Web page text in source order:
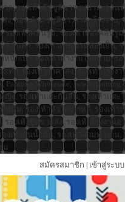
ล, รองเท้าคัชชูสีขาวแม่บ้าน, รอง
, รองเท้าคัชชูสีขาวราคาโรงงาน,
องเท้าคลีนรูม, รองเท้าห้องคลีนรูม
คสินค้า, รองเท้าพนักงานห้องเย็น,
นักเบา, รองเท้าทำงานใส่สบาย, ร
, รองเท้าราคาส่ง, รองเท้าโรงงา
Wholesale,
ญิง, รองเท้าแตะกันลื่น, รองเท้าแตะ
นนุ่ม, รองเท้าหัวโตเกาหลี, รองเท้
งเท้าบู๊ตขายส่ง, รองเท้าโรงงานอ
งเท้ากันน้ำมัน, รองเท้าสวมทำงาน,
ม
สมัครสมาชิก
เข้าสู่ระบบ